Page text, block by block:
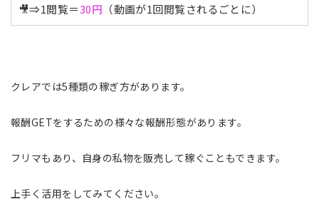
🎥⇒1閲覧＝30円 （動画が1回閲覧されるごとに）
クレアでは5種類の稼ぎ方があります。
報酬GETをするための様々な報酬形態があります。
フリマもあり、自身の私物を販売して稼ぐこともできます。
上手く活用をしてみてください。